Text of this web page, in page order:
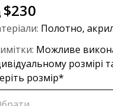
$230
Полотно,
Можливе
розмірі
розмір*